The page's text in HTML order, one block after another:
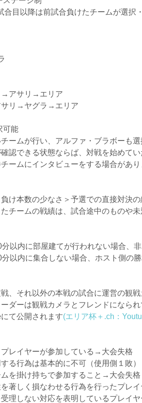
合目以降は前試合負けたチームが選択
→アサリ→エリア
リ→ヤグラ→エリア
可能
ームが行い、アルファ・ブラボーも
認できる状態ならば、対戦を始めて
ームにインタビューをする場合があり
け本数の少なさ＞予選での直接対決
チームの戦績は、試合途中のものや
分以内に部屋建てが行われない場合、
分以内に集合しない場合、ホスト側の
、それ以外の本戦の試合に運営の観
ダーは観戦カメラとフレンドになら
て公開されます(エリア杯＋.ch：
プレイヤーが参加している→大会失格
る行為は基本的に不可（使用側１敗）
ムを掛け持ちで参加すること→大会失格
著しく損なわせる行為を行ったプレ
理しない対応を表明しているプレイ